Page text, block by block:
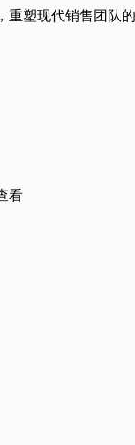
重塑现代销售团队的
看